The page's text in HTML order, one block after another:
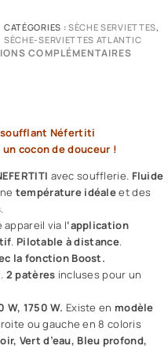
CATÉGORIES : SÈCHE SERVIETTES,
SÈCHE-SERVIETTES ATLANTIC
COMPLÉMENTAIRES
Néfertiti
cocon de douceur !
avec soufflerie. Fluide
température idéaleet des
.
via l‘application
. Pilotable à distance.
la fonction Boost.
. 2 patères incluses pour un
W, 1750 W. Existe en modèle
ou gauche en 8 coloris
Vert d’eau, Bleu profond,